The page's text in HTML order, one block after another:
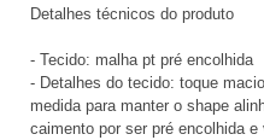
Detalhes técnicos do produto
- Tecido: malha pt pré encolhida
- Detalhes do tecido: toque
medida para manter o shape
caimento por ser pré encolhida